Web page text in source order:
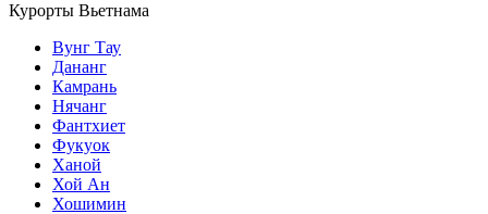
Курорты Вьетнама
Вунг Тау
Дананг
Камрань
Нячанг
Фантхиет
Фукуок
Ханой
Хой Ан
Хошимин